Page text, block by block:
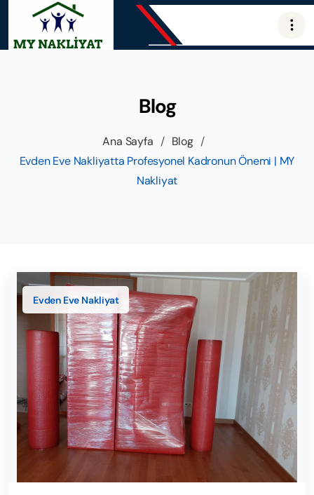
Blog
Ana Sayfa / Blog /
Evden Eve Nakliyatta Profesyonel Kadronun Önemi | MY
Nakliyat
Evden Eve Nakliyat